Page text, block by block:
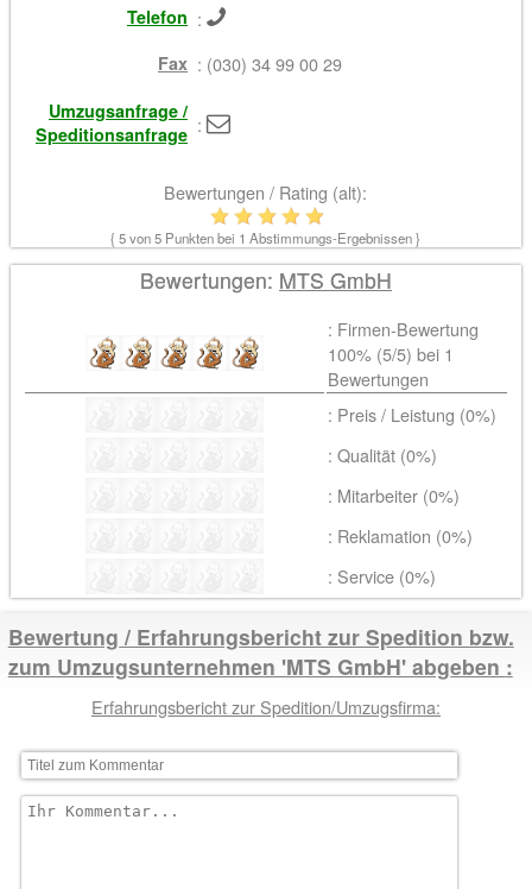
Telefon :
Fax : (030) 34 99 00 29
Umzugsanfrage /
Speditionsanfrage :
Bewertungen / Rating (alt):
{5von 5 Punkten bei 1 Abstimmungs-Ergebnissen }
Bewertungen: MTS GmbH
: Firmen-Bewertung
100% (5/5) bei 1
Bewertungen
: Preis / Leistung (0%)
: Qualität (0%)
: Mitarbeiter (0%)
: Reklamation (0%)
: Service (0%)
Bewertung / Erfahrungsbericht zur Spedition bzw.
zum Umzugsunternehmen 'MTS GmbH' abgeben
Erfahrungsbericht zur Spedition/Umzugsfirma: